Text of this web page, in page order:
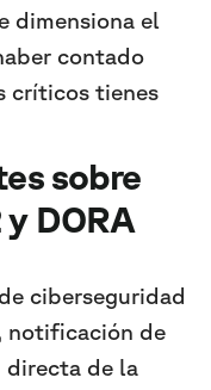
dimensiona el
contado
críticos tienes
sobre
DORA
ciberseguridad
notificación de
directa de la